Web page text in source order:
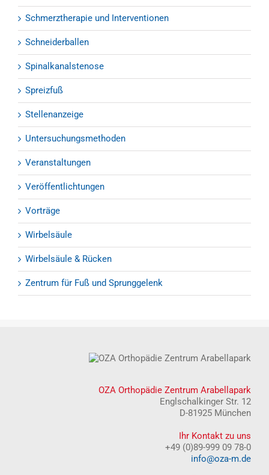
Schmerztherapie und Interventionen
Schneiderballen
Spinalkanalstenose
Spreizfuß
Stellenanzeige
Untersuchungsmethoden
Veranstaltungen
Veröffentlichtungen
Vorträge
Wirbelsäule
Wirbelsäule & Rücken
Zentrum für Fuß und Sprunggelenk
OZA Orthopädie Zentrum Arabellapark
Englschalkinger Str. 12
D-81925 München
Ihr Kontakt zu uns
+49 (0)89-999 09 78-0
info@oza-m.de